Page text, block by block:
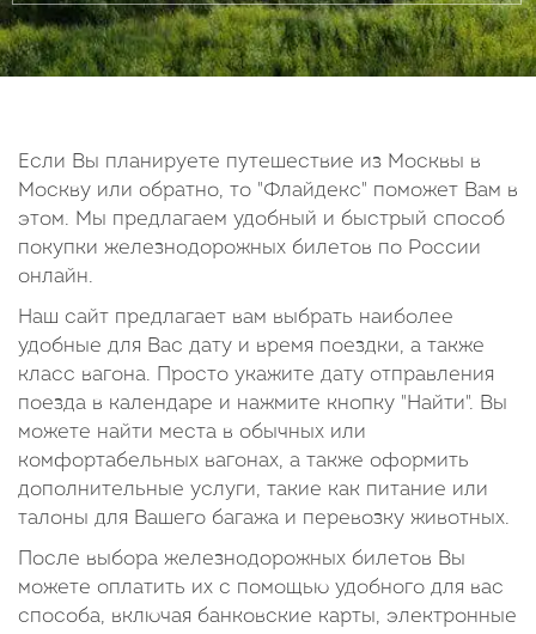
Если Вы планируете путешествие из Москвы в
Москву или обратно, то "Флайдекс" поможет Вам в
этом. Мы предлагаем удобный и быстрый способ
покупки железнодорожных билетов по России
онлайн.
Наш сайт предлагает вам выбрать наиболее
удобные для Вас дату и время поездки, а также
класс вагона. Просто укажите дату отправления
поезда в календаре и нажмите кнопку "Найти". Вы
можете найти места в обычных или
комфортабельных вагонах, а также оформить
дополнительные услуги, такие как питание или
талоны для Вашего багажа и перевозку животных.
После выбора железнодорожных билетов Вы
можете оплатить их с помощью удобного для вас
способа, включая банковские карты, электронные
7
8 9 10 11 12
13
14
15 16 17 18 19
20
Октябрь 2026
5
6 7 8 9 10
11
12
13 14 15 16 17
18
19
20 21 22 23
31